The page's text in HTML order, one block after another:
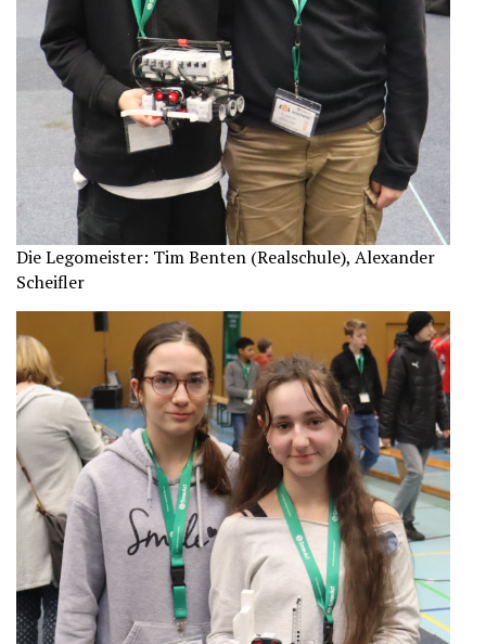
Die Legomeister: Tim Benten (Realschule), Alexander
Scheifler